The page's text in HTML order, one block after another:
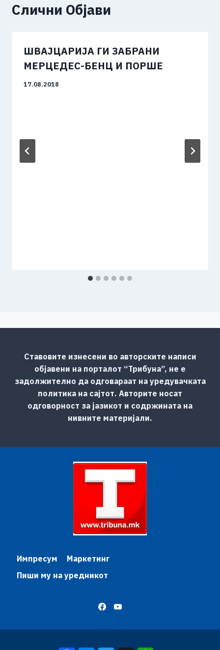
Слични Објави
ШВАЈЦАРИЈА ГИ ЗАБРАНИ
МЕРЦЕДЕС-БЕНЦ И ПОРШЕ
17.08.2018
Ставовите изнесени во авторските написи
објавени на порталот “Трибуна”, не е
задолжително да одговараат на уредувачката
политика на сајтот. Авторите носат
одговорност за јазикот и содржината на
нивните материјали.
Импресум
Маркетинг
Пиши му на уредникот